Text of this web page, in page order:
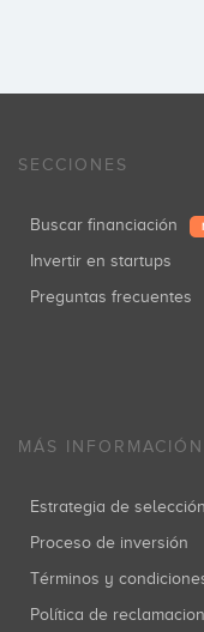
SECCIONES
Buscar financiación
Invertir en startups
Preguntas frecuentes
MÁS INFORMACIÓN
Estrategia de
Proceso de inversión
Términos y
Política de